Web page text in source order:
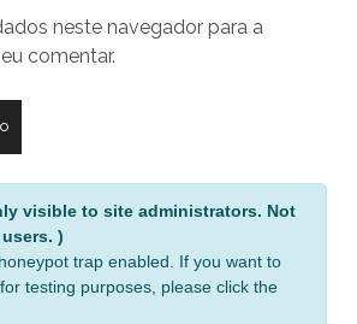
neste navegador para a
comentar.
visible to site administrators. Not
)
trap enabled. If you want to
testing purposes, please click the